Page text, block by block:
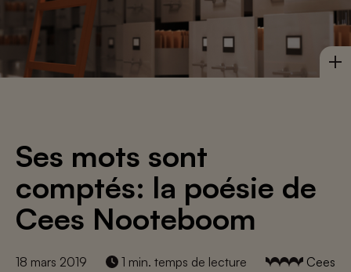
Ses mots sont
comptés: la poésie de
Cees Nooteboom
18 mars 2019 1 min. temps de lecture
Cees